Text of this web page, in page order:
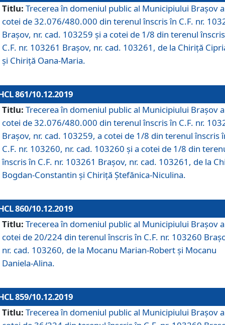
Titlu: Trecerea în domeniul public al Municipiului Braşov a
cotei de 32.076/480.000 din terenul înscris în C.F. nr.
Brașov, nr. cad. 103259 și a cotei de 1/8 din terenul
C.F. nr. 103261 Brașov, nr. cad. 103261, de la Chiriță
și Chiriță Oana-Maria.
861/10.12.2019
Titlu: Trecerea în domeniul public al Municipiului Braşov a
cotei de 32.076/480.000 din terenul înscris în C.F. nr.
Brașov, nr. cad. 103259, a cotei de 1/8 din terenul înscris
C.F. nr. 103260, nr. cad. 103260 și a cotei de 1/8 din
înscris în C.F. nr. 103261 Brașov, nr. cad. 103261, de la
Bogdan-Constantin și Chiriță Ștefănica-Niculina.
860/10.12.2019
Titlu: Trecerea în domeniul public al Municipiului Braşov a
cotei de 20/224 din terenul înscris în C.F. nr. 103260
nr. cad. 103260, de la Mocanu Marian-Robert și Mocanu
Daniela-Alina.
859/10.12.2019
Titlu: Trecerea în domeniul public al Municipiului Braşov a